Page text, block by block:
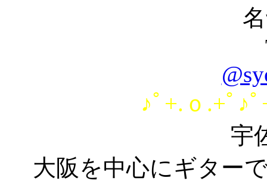
♪ﾟ+.ｏ.+ﾟ♪
宇
大阪を中心にギター